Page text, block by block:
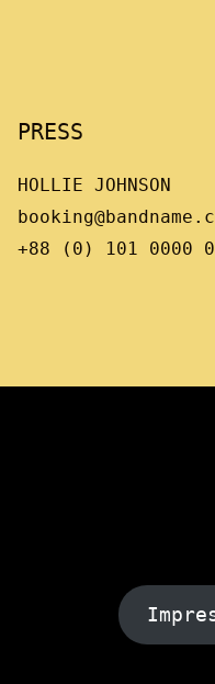
PRESS
HOLLIE JOHNSON
+88 (0) 101 0000